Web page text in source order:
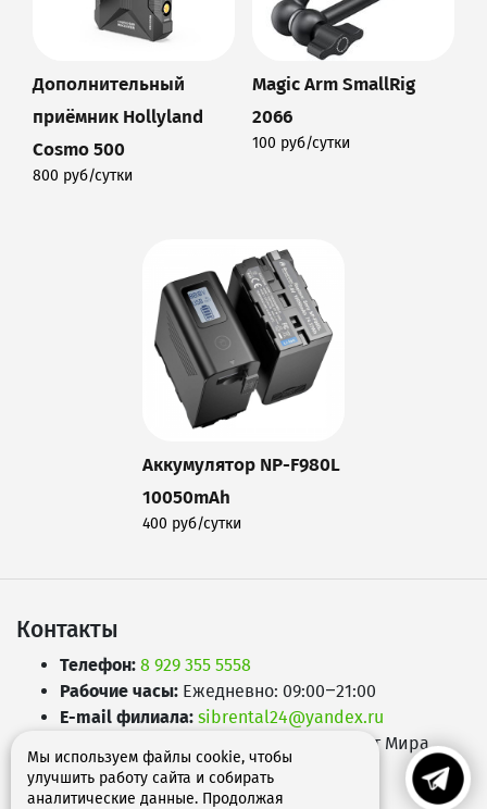
Дополнительный
приёмник Hollyland
Cosmo 500
800 руб/сутки
Magic Arm SmallRig
2066
100 руб/сутки
Аккумулятор NP-F980L
10050mAh
400 руб/сутки
Контакты
Телефон: 8 929 355 5558
Рабочие часы: Ежедневно: 09:00–21:00
E-mail филиала: sibrental24@yandex.ru
Проспект Мира,
д.65А
Мы используем файлы cookie, чтобы
улучшить работу сайта и собирать
аналитические данные. Продолжая